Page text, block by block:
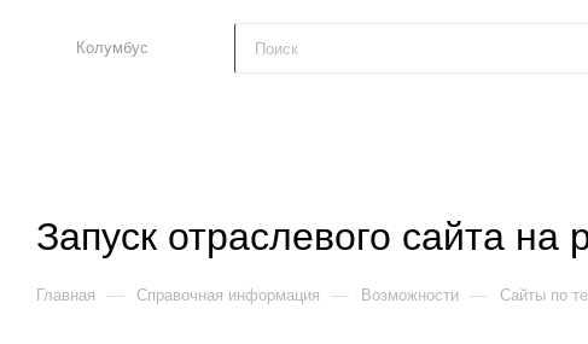
Колумбус
Запуск отраслевого сайта
Главная — Справочная информация — Возможности — Сайты по